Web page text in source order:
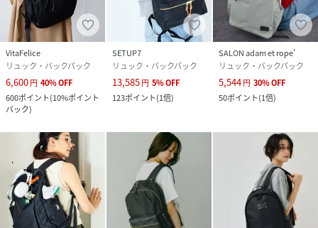
VitaFelice
リュック・バックパック
6,600円 40%OFF
600ポイント(10%ポイント
バック)
SETUP7
リュック・バックパック
13,585円 5%OFF
123ポイント(1倍)
SALON adam et rope'
リュック・バックパック
5,544円 30%OFF
50ポイント(1倍)